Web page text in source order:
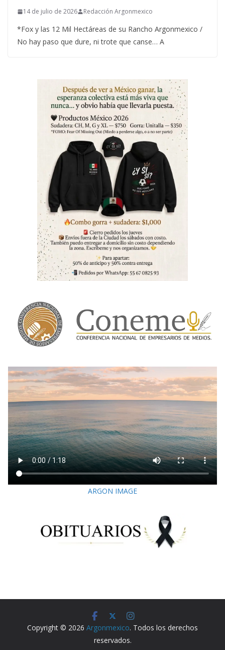
14 de julio de 2026 Redacción Argonmexico
*Fox y las 12 Mil Hectáreas de su Rancho Argonmexico /
No hay paso que dure, ni trote que canse… A
ARGON IMAGE
Copyright © 2026 Argonmexico. Todos los derechos
reservados.